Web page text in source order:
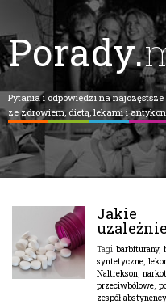
Porady.
Pytania i odpowiedzi na
ze zdrowiem, dietą, lekami i
Tagi:barbiturany,
syntetyczne,
Naltrekson,
przeciwbólowe,
zespół